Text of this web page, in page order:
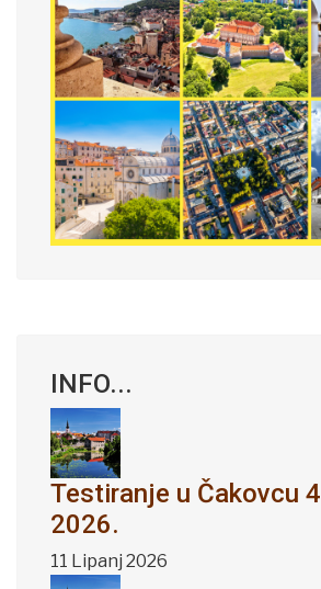
INFO...
Testiranje u Čakovcu
2026.
11 Lipanj 2026